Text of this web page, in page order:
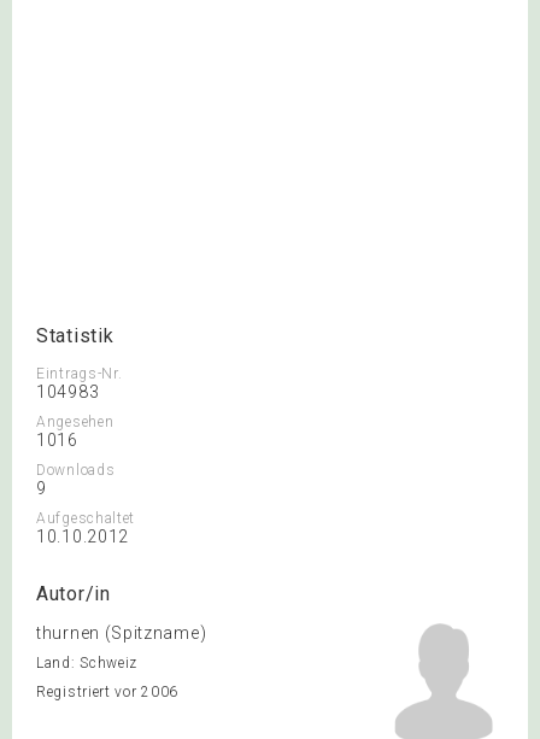
Statistik
Eintrags-Nr.
104983
Angesehen
1016
Downloads
9
Aufgeschaltet
10.10.2012
Autor/in
thurnen (Spitzname)
Land: Schweiz
Registriert vor 2006